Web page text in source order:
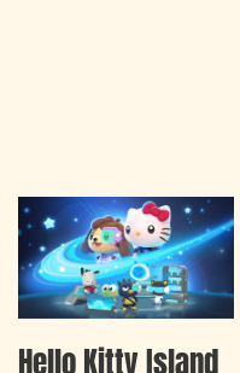
Hello Kitty Island